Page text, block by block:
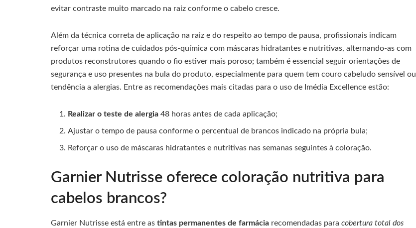
evitar contraste muito marcado na raiz conforme o cabelo cresce.
Além da técnica correta de aplicação na raiz e do respeito ao tempo de pausa, profissionais indicam
reforçar uma rotina de cuidados pós-química com máscaras hidratantes e nutritivas, alternando-as com
produtos reconstrutores quando o fio estiver mais poroso; também é essencial seguir orientações de
segurança e uso presentes na bula do produto, especialmente para quem tem couro cabeludo sensível ou
tendência a alergias. Entre as recomendações mais citadas para o uso de Imédia Excellence estão:
Realizar o teste de alergia 48 horas antes de cada aplicação;
Ajustar o tempo de pausa conforme o percentual de brancos indicado na própria bula;
Reforçar o uso de máscaras hidratantes e nutritivas nas semanas seguintes à coloração.
Garnier Nutrisse oferece coloração nutritiva para
cabelos brancos?
Garnier Nutrisse está entre as tintas permanentes de farmácia recomendadas para cobertura total dos